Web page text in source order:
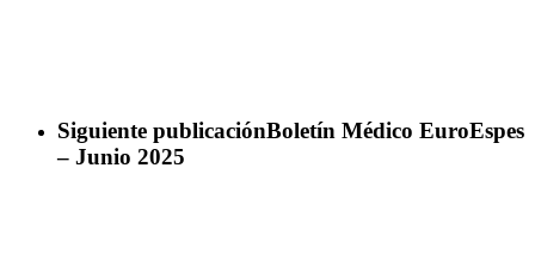
Siguiente publicaciónBoletín Médico EuroEspes
– Junio 2025